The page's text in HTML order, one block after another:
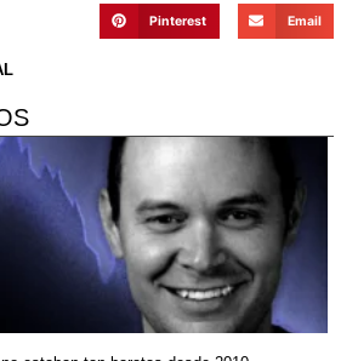
Pinterest Email